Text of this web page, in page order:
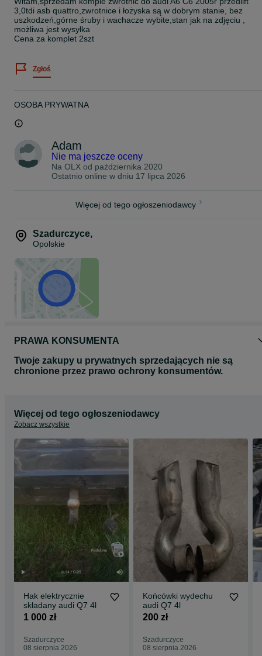
3,0tdi asb quattro,zwrotnice i łożyska są w dobrym stanie, bez
uszkodzeń,górne śruby i wachacze wybite,stan jak na zdjęciu ,
możliwa jest wysyłka
Cena za komplet 2szt
Zgłoś
OSOBA PRYWATNA
Adam
Nie ma jeszcze oceny
Na OLX od października 2020
Ostatnio online w dniu 17 lipca 2026
Więcej od tego ogłoszeniodawcy
Szadurczyce,
Opolskie
PRAWA KONSUMENTA
Twoje zakupy u prywatnych sprzedających nie są
chronione przez prawo ochrony konsumentów.
Więcej od tego ogłoszeniodawcy
Zobacz wszystkie
Hak elektrycznie
składany audi Q7 4l
1 000 zł
Szadurczyce
08 sierpnia 2026
Końcówki wydechu
audi Q7 4l
200 zł
Szadurczyce
08 sierpnia 2026